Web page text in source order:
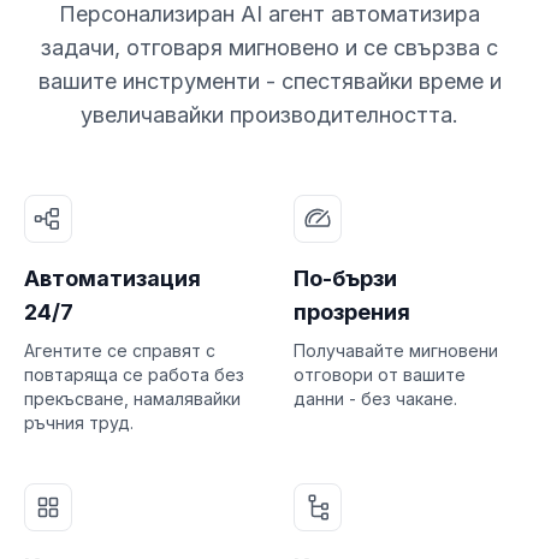
Персонализиран AI агент автоматизира
задачи, отговаря мигновено и се свързва с
вашите инструменти - спестявайки време и
увеличавайки производителността.
Автоматизация
24/7
Агентите се справят с
повтаряща се работа без
прекъсване, намалявайки
ръчния труд.
По-бързи
прозрения
Получавайте мигновени
отговори от вашите
данни - без чакане.